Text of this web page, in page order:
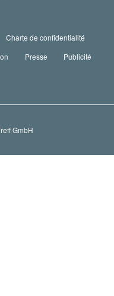
Charte de confidentialité
Presse
Publicité
GmbH